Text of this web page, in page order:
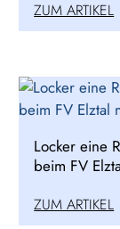
ZUM ARTIKEL
Locker eine
beim FV
ZUM ARTIKEL